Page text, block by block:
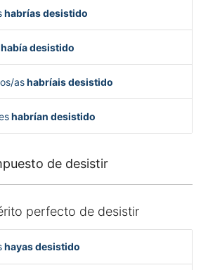
habrías desistido
había desistido
ashabríais desistido
habrían desistido
de desistir
perfecto de desistir
hayas desistido